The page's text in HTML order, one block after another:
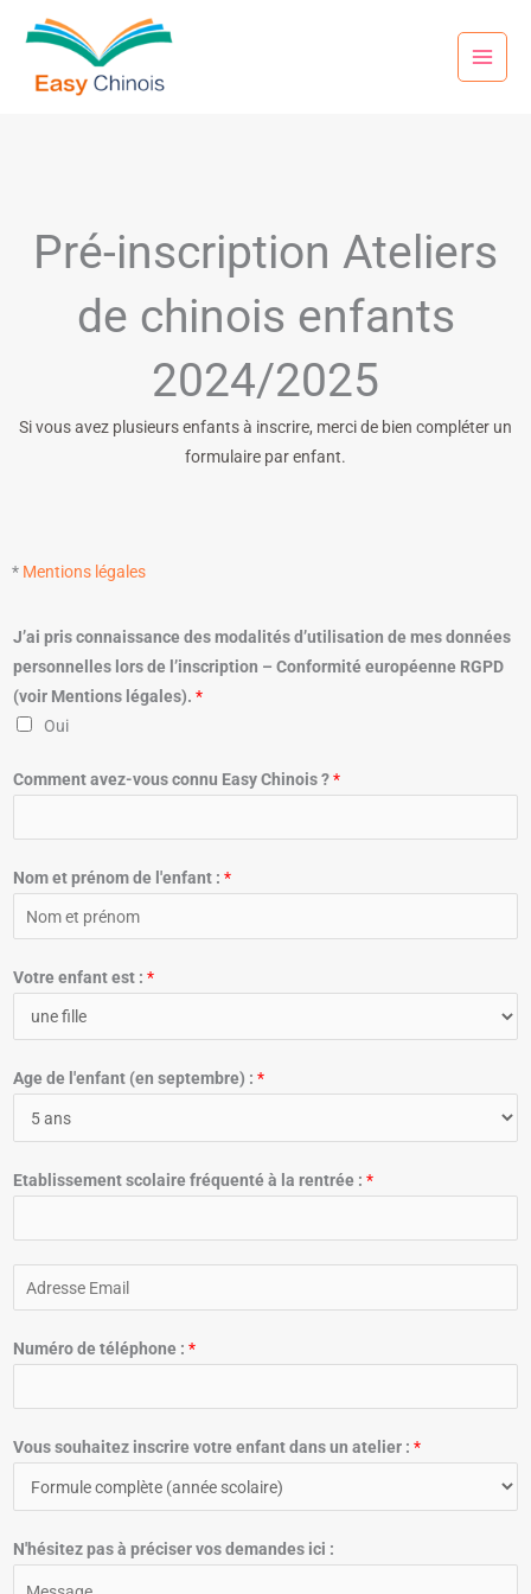
contenu
Pré-inscription Ateliers
de chinois enfants
2024/2025
Si vous avez plusieurs enfants à inscrire, merci de bien compléter un
formulaire par enfant.
* Mentions légales
J’ai pris connaissance des modalités d’utilisation de mes données
personnelles lors de l’inscription – Conformité européenne RGPD
(voir Mentions légales). *
Oui
Comment avez-vous connu Easy Chinois ?*
Nom et prénom de l'enfant : *
Votre enfant est : *
Age de l'enfant (en septembre) : *
Etablissement scolaire fréquenté à la rentrée : *
d
e
e
m
a
Numéro de téléphone : *
Vous souhaitez inscrire votre enfant dans un atelier : *
N'hésitez pas à préciser vos demandes ici :